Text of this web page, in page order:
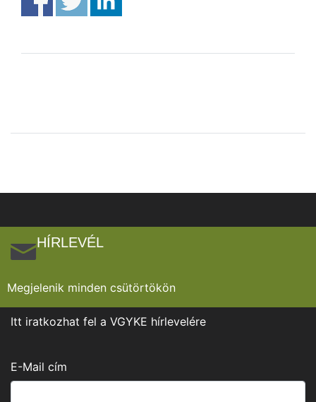
HÍRLEVÉL
Megjelenik minden csütörtökön
Itt iratkozhat fel a VGYKE hírlevelére
E-Mail cím